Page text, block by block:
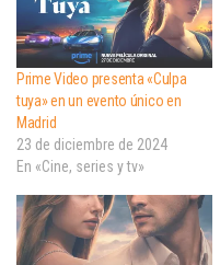
Prime Video presenta «Culpa
tuya» en un evento único en
Madrid
23 de diciembre de 2024
En «Cine, series y tv»